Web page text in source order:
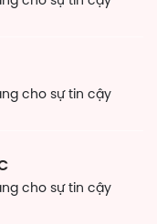
cho sự tin cậy
cho sự tin cậy